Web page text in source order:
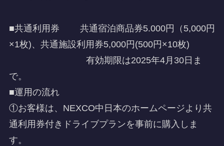
■共通利用券 共通宿泊商品券5.000円（5,000円
×1枚)、共通施設利用券5,000円(500円×10枚)
有効期限は2025年4月30日ま
で。
■運用の流れ
①お客様は、NEXCO中日本のホームページより共
通利用券付きドライブプランを事前に購入しま
す。